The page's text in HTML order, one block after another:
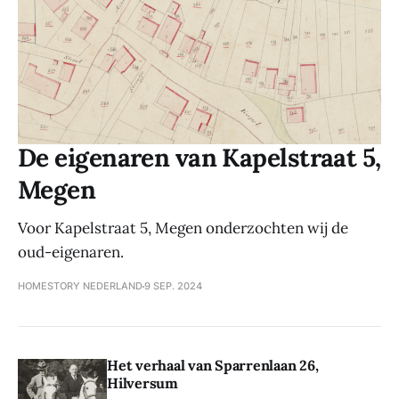
De eigenaren van Kapelstraat 5,
Megen
Voor Kapelstraat 5, Megen onderzochten wij de
oud-eigenaren.
HOMESTORY NEDERLAND9 SEP. 2024
Het verhaal van Sparrenlaan 26,
Hilversum